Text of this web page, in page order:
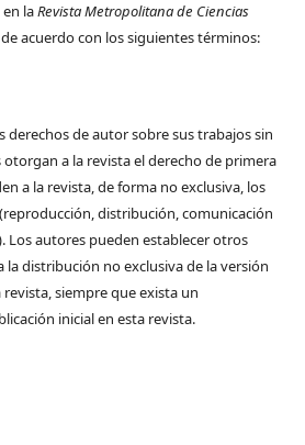
laRevista Metropolitana de Ciencias
acuerdo con los siguientes términos:
derechos de autor sobre sus trabajos sin
a la revista el derecho de primera
a la revista, de forma no exclusiva, los
distribución, comunicación
Los autores pueden establecer otros
la distribución no exclusiva de la versión
siempre que exista un
inicial en esta revista.